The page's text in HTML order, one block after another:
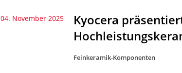
04. November 2025
Kyocera
Feinkeramik-Komponenten